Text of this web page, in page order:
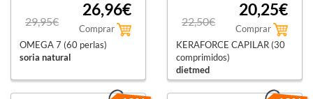
29,95€
26,96€
Comprar
OMEGA 7 (60 perlas)
soria natural
22,50€
20,25€
Comprar
KERAFORCE CAPILAR (30
comprimidos)
dietmed